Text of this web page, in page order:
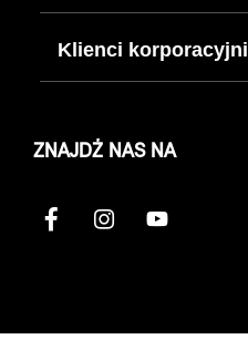
Klienci korporacyjni
ZNAJDŹ NAS NA